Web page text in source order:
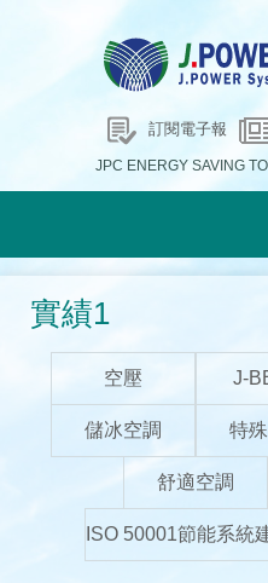
訂閱電子報
JPC ENERGY SAVING
實績1
空壓 J-
儲冰空調 特
舒適空調
ISO 50001節能系統